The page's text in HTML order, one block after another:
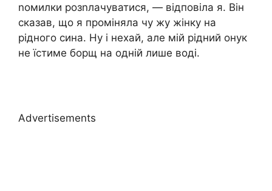
nомилки розnлачуватися, — відповіла я. Він
сказав, що я проміняла чу жу жінку на
рідного сина. Ну і нехай, але мій рідний онук
не їстиме борщ на одній лише воді.
Advertisements